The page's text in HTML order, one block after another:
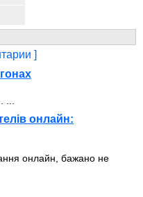
]
онлайн:
онлайн, бажано не